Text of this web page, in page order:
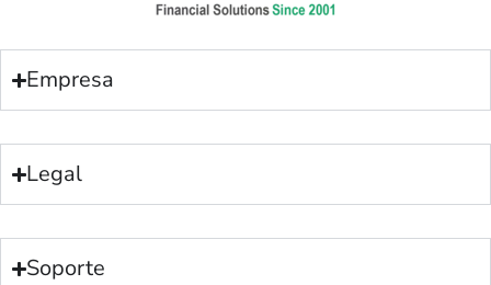
Empresa
Legal
Soporte